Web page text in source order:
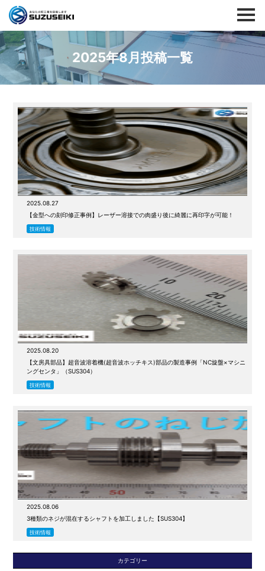
2025年8月投稿一覧
2025.08.27
【金型への刻印修正事例】レーザー溶接での肉盛り後に綺麗に再印字が可能！
技術情報
2025.08.20
【文房具部品】超音波溶着機(超音波ホッチキス)部品の製造事例「NC旋盤×マシニ
ングセンタ」（SUS304）
技術情報
2025.08.06
3種類のネジが混在するシャフトを加工しました【SUS304】
技術情報
カテゴリー